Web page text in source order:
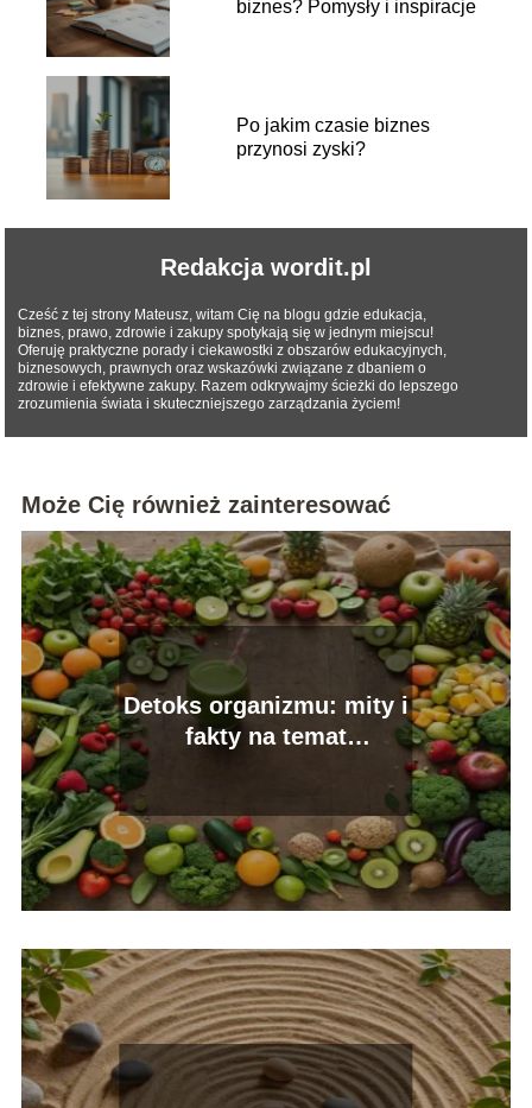
biznes? Pomysły i inspiracje
Po jakim czasie biznes
przynosi zyski?
Redakcja wordit.pl
Cześć z tej strony Mateusz, witam Cię na blogu gdzie edukacja,
biznes, prawo, zdrowie i zakupy spotykają się w jednym miejscu!
Oferuję praktyczne porady i ciekawostki z obszarów edukacyjnych,
biznesowych, prawnych oraz wskazówki związane z dbaniem o
zdrowie i efektywne zakupy. Razem odkrywajmy ścieżki do lepszego
zrozumienia świata i skuteczniejszego zarządzania życiem!
Może Cię również zainteresować
Detoks organizmu: mity i
fakty na temat